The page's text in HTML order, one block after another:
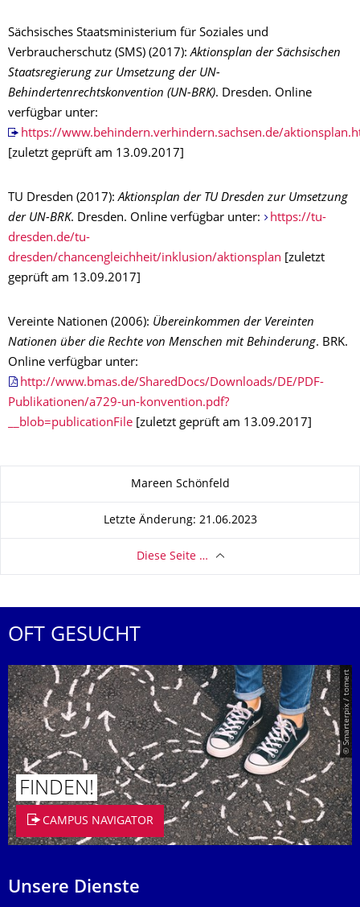
Sächsisches Staatsministerium für Soziales und
Verbraucherschutz (SMS) (2017):Aktionsplan der Sächsischen
Staatsregierung zur Umsetzung der UN-
Behindertenrechtskonvention (UN-BRK). Dresden. Online
verfügbar unter:
https://www.behindern.verhindern.sachsen.de/
[zuletzt geprüft am 13.09.2017]
TU Dresden (2017):Aktionsplan der TU Dresden zur Umsetzung
der UN-BRK. Dresden. Online verfügbar unter:
https://tu-
dresden.de/tu-
dresden/chancengleichheit/inklusion/aktionsplan [zuletzt
geprüft am 13.09.2017]
Vereinte Nationen (2006): Übereinkommen der Vereinten
Nationen über die Rechte von Menschen mit Behinderung. BRK.
Online verfügbar unter:
http://www.bmas.de/SharedDocs/Downloads/DE/PDF-
Publikationen/a729-un-konvention.pdf?
__blob=publicationFile [zuletzt geprüft am 13.09.2017]
Mareen Schönfeld
Letzte Änderung: 21.06.2023
Diese Seite …
OFT GESUCHT
© Smarterpix / tomert
FINDEN!
CAMPUS NAVIGATOR
Unsere Dienste